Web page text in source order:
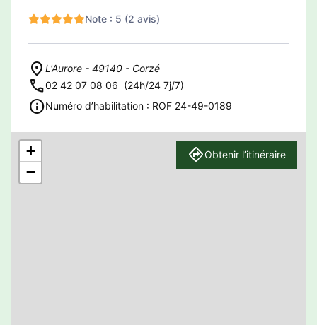
Note : 5 (2 avis)
L'Aurore - 49140 - Corzé
02 42 07 08 06 (24h/24 7j/7)
Numéro d’habilitation : ROF 24-49-0189
+
−
Obtenir l’itinéraire